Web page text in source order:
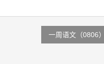
一周语文（0806）